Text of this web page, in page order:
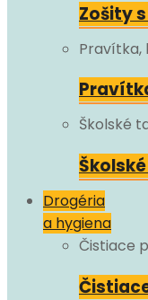
Zošity
Pravítka,
Školské
Drogéria
a hygiena
Čistiace